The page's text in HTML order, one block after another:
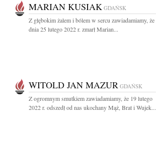
MARIAN KUSIAK GDAŃSK
Z głębokim żalem i bólem w sercu zawiadamiamy, że
dnia 25 lutego 2022 r. zmarł Marian...
WITOLD JAN MAZUR GDAŃSK
Z ogromnym smutkiem zawiadamiamy, że 19 lutego
2022 r. odszedł od nas ukochany Mąż, Brat i Wujek...